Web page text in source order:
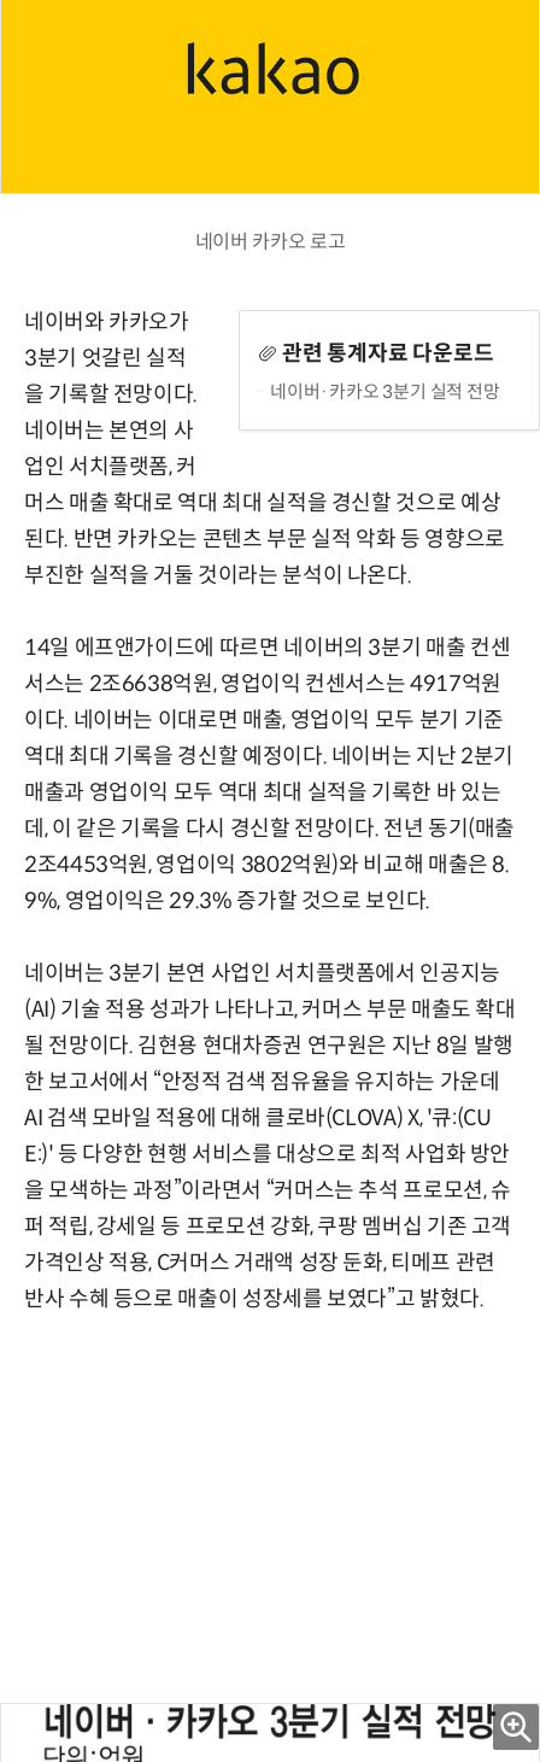
네이버 카카오 로고
관련 통계자료 다운로드
네이버·카카오 3분기 실적 전망
네이버와 카카오가
3분기 엇갈린 실적
을 기록할 전망이다.
네이버는 본연의 사
업인 서치플랫폼, 커
머스 매출 확대로 역대 최대 실적을 경신할 것으로 예상
된다. 반면 카카오는 콘텐츠 부문 실적 악화 등 영향으로
부진한 실적을 거둘 것이라는 분석이 나온다.
14일 에프앤가이드에 따르면 네이버의 3분기 매출 컨센
서스는 2조6638억원, 영업이익 컨센서스는 4917억원
이다. 네이버는 이대로면 매출, 영업이익 모두 분기 기준
역대 최대 기록을 경신할 예정이다. 네이버는 지난 2분기
매출과 영업이익 모두 역대 최대 실적을 기록한 바 있는
데, 이 같은 기록을 다시 경신할 전망이다. 전년 동기(매출
2조4453억원, 영업이익 3802억원)와 비교해 매출은 8.
9%, 영업이익은 29.3% 증가할 것으로 보인다.
네이버는 3분기 본연 사업인 서치플랫폼에서 인공지능
(AI) 기술 적용 성과가 나타나고, 커머스 부문 매출도 확대
될 전망이다. 김현용 현대차증권 연구원은 지난 8일 발행
한 보고서에서 “안정적 검색 점유율을 유지하는 가운데
AI 검색 모바일 적용에 대해 클로바(CLOVA) X, '큐:(CU
E:)' 등 다양한 현행 서비스를 대상으로 최적 사업화 방안
을 모색하는 과정”이라면서 “커머스는 추석 프로모션, 슈
퍼 적립, 강세일 등 프로모션 강화, 쿠팡 멤버십 기존 고객
가격인상 적용, C커머스 거래액 성장 둔화, 티메프 관련
반사 수혜 등으로 매출이 성장세를 보였다”고 밝혔다.